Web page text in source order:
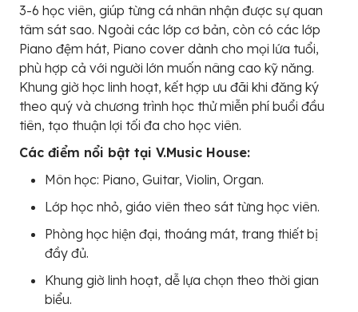
3-6 học viên, giúp từng cá nhân nhận được sự quan
tâm sát sao. Ngoài các lớp cơ bản, còn có các lớp
Piano đệm hát, Piano cover dành cho mọi lứa tuổi,
phù hợp cả với người lớn muốn nâng cao kỹ năng.
Khung giờ học linh hoạt, kết hợp ưu đãi khi đăng ký
theo quý và chương trình học thử miễn phí buổi đầu
tiên, tạo thuận lợi tối đa cho học viên.
Các điểm nổi bật tại V.Music House:
Môn học: Piano, Guitar, Violin, Organ.
Lớp học nhỏ, giáo viên theo sát từng học viên.
Phòng học hiện đại, thoáng mát, trang thiết bị
đầy đủ.
Khung giờ linh hoạt, dễ lựa chọn theo thời gian
biểu.